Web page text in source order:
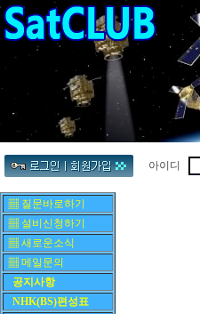
아이디
▦ 질문바로하기
▦ 설비신청하기
▦ 새로운소식
▦ 메일문의
공지사항
NHK(BS)편성표